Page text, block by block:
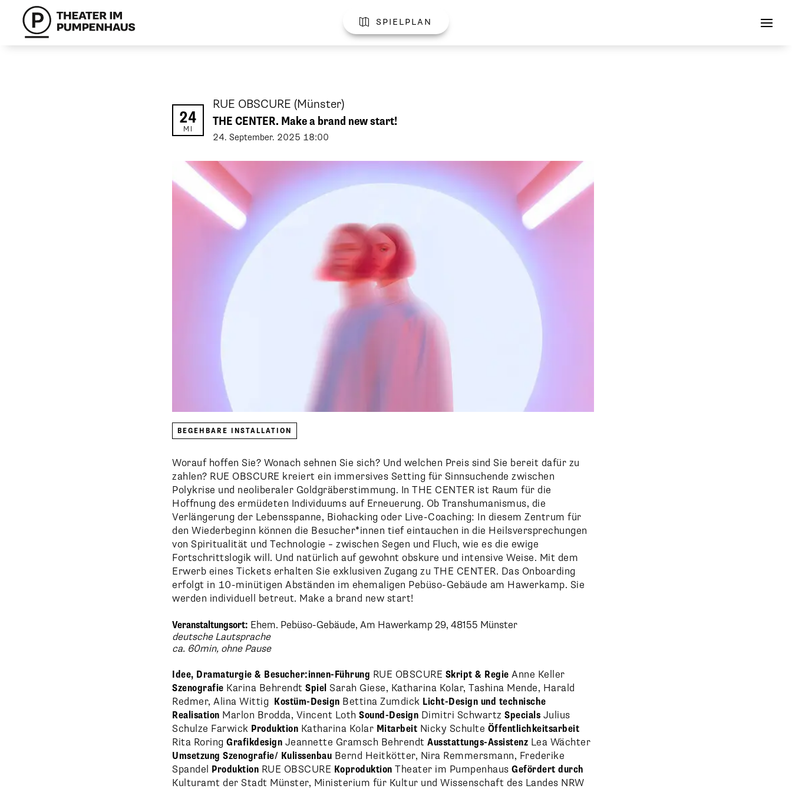
 spielplan
24
MI
RUE OBSCURE (Münster)
THE CENTER. Make a brand new start!
24. September. 2025 18:00
BEGEHBARE INSTALLATION
Worauf hoffen Sie? Wonach sehnen Sie sich? Und welchen Preis sind Sie bereit dafür zu
zahlen? RUE OBSCURE kreiert ein immersives Setting für Sinnsuchende zwischen
Polykrise und neoliberaler Goldgräberstimmung. In THE CENTER ist Raum für die
Hoffnung des ermüdeten Individuums auf Erneuerung. Ob Transhumanismus, die
Verlängerung der Lebensspanne, Biohacking oder Live-Coaching: In diesem Zentrum für
den Wiederbeginn können die Besucher*innen tief eintauchen in die Heilsversprechungen
von Spiritualität und Technologie – zwischen Segen und Fluch, wie es die ewige
Fortschrittslogik will. Und natürlich auf gewohnt obskure und intensive Weise. Mit dem
Erwerb eines Tickets erhalten Sie exklusiven Zugang zu THE CENTER. Das Onboarding
erfolgt in 10-minütigen Abständen im ehemaligen Pebüso-Gebäude am Hawerkamp. Sie
werden individuell betreut. Make a brand new start!
Veranstaltungsort: Ehem. Pebüso-Gebäude, Am Hawerkamp 29, 48155 Münster
deutsche Lautsprache
ca. 60min, ohne Pause
Idee, Dramaturgie & Besucher:innen-Führung RUE OBSCURE Skript & Regie Anne Keller
Szenografie Karina Behrendt Spiel Sarah Giese, Katharina Kolar, Tashina Mende, Harald
Redmer, Alina Wittig Kostüm-Design Bettina Zumdick Licht-Design und technische
Realisation Marlon Brodda, Vincent Loth Sound-Design Dimitri Schwartz Specials Julius
Schulze Farwick Produktion Katharina Kolar Mitarbeit Nicky Schulte Öffentlichkeitsarbeit
Rita Roring Grafikdesign Jeannette Gramsch Behrendt Ausstattungs-Assistenz Lea Wächter
Umsetzung Szenografie/ Kulissenbau Bernd Heitkötter, Nira Remmersmann, Frederike
Spandel Produktion RUE OBSCURE Koproduktion Theater im Pumpenhaus Gefördert durch
Kulturamt der Stadt Münster, Ministerium für Kultur und Wissenschaft des Landes NRW